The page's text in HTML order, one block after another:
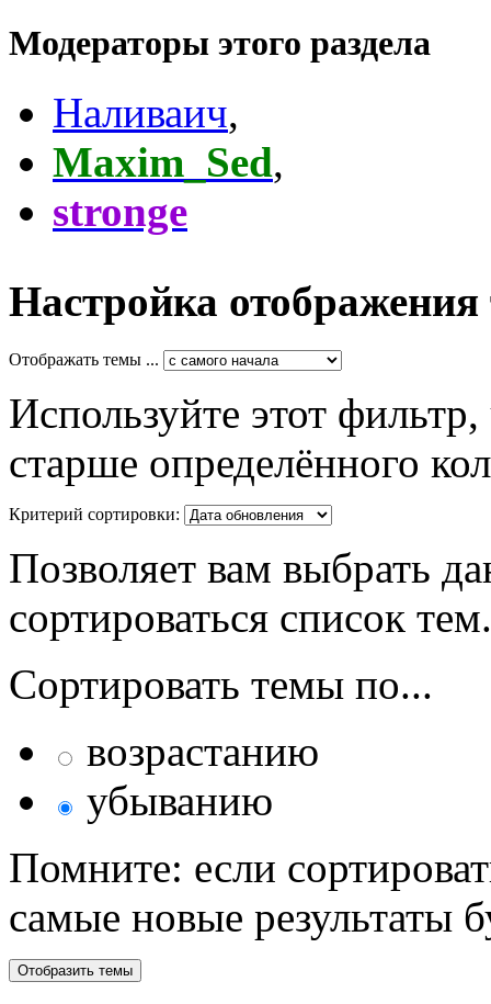
Модераторы этого раздела
Наливаич,
Maxim_Sed,
stronge
Настройка отображения
Отображать темы ...
Используйте этот
старше определённого
Критерий сортировки:
Позволяет вам выбрать
сортироваться список тем.
Сортировать темы по...
возрастанию
убыванию
Помните: если
самые новые результаты